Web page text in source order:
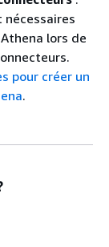
lors de
pour créer un
.